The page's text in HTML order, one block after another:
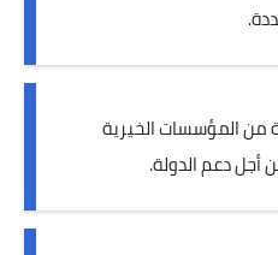
من المؤسسات الخيرية
أجل دعم الدولة.